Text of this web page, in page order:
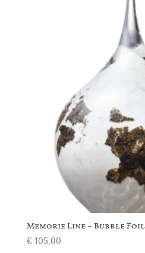
€ 205,00
Memorie Line – Bubble Foil
€ 105,00